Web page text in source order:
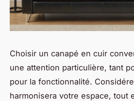
Choisir un canapé en cuir
une attention particulière, tant
pour la fonctionnalité.
harmonisera votre espace, tout